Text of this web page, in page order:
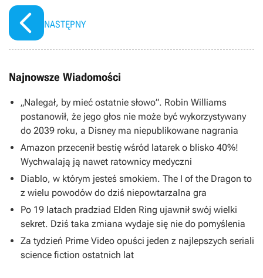
NASTĘPNY
Najnowsze Wiadomości
„Nalegał, by mieć ostatnie słowo”. Robin Williams
postanowił, że jego głos nie może być wykorzystywany
do 2039 roku, a Disney ma niepublikowane nagrania
Amazon przecenił bestię wśród latarek o blisko 40%!
Wychwalają ją nawet ratownicy medyczni
Diablo, w którym jesteś smokiem. The I of the Dragon to
z wielu powodów do dziś niepowtarzalna gra
Po 19 latach pradziad Elden Ring ujawnił swój wielki
sekret. Dziś taka zmiana wydaje się nie do pomyślenia
Za tydzień Prime Video opuści jeden z najlepszych seriali
science fiction ostatnich lat